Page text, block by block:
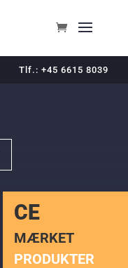
Tlf.: +45 6615 8039
CE
MÆRKET
PRODUKTER